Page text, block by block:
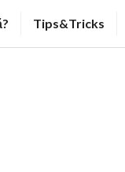
Tips&Tricks